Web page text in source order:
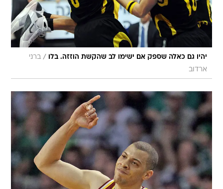
יהיו גם כאלה שספק אם ישימו לב שהקשת הוזזה. בלו / ברני
ארדוב